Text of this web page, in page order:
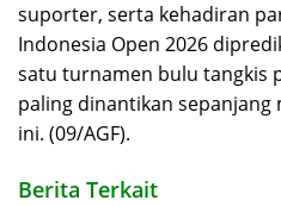
suporter, serta kehadiran
Indonesia Open 2026
satu turnamen bulu tangkis
paling dinantikan
ini. (09/AGF).
Berita Terkait